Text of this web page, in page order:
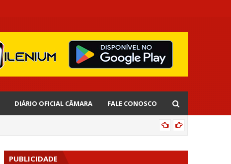
DIÁRIO OFICIAL CÂMARA FALE CONOSCO
PUBLICIDADE